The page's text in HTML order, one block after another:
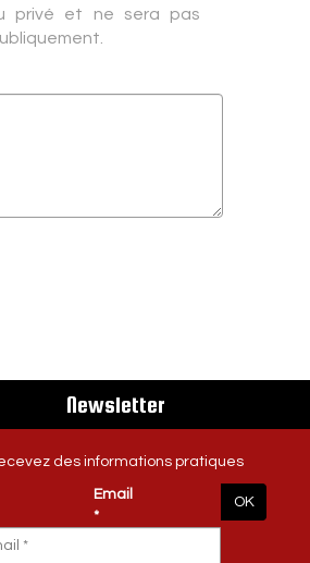
privé et ne sera pas
Newsletter
des informations pratiques
Email
*
OK